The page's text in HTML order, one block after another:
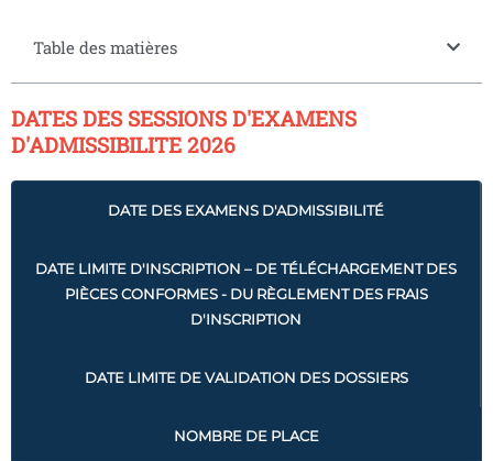
Table des matières
DATES DES SESSIONS D'EXAMENS
D'ADMISSIBILITE 2026
DATE DES EXAMENS D'ADMISSIBILITÉ
DATE LIMITE D'INSCRIPTION – DE TÉLÉCHARGEMENT DES
PIÈCES CONFORMES - DU RÈGLEMENT DES FRAIS
D'INSCRIPTION
DATE LIMITE DE VALIDATION DES DOSSIERS
NOMBRE DE PLACE